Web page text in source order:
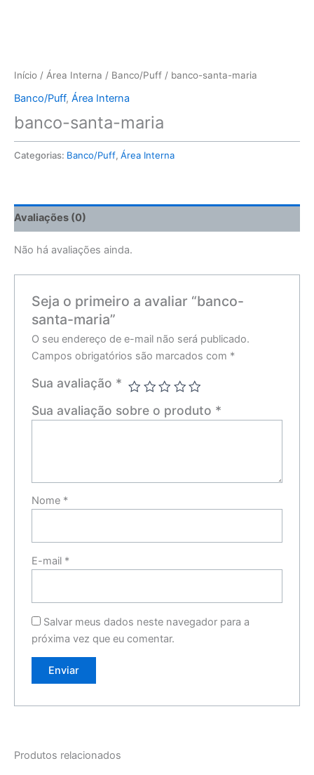
Início / Área Interna / Banco/Puff / banco-santa-maria
Banco/Puff, Área Interna
banco-santa-maria
Categorias: Banco/Puff, Área Interna
Avaliações (0)
Não há avaliações ainda.
Seja o primeiro a avaliar “banco-
santa-maria”
O seu endereço de e-mail não será publicado.
Campos obrigatórios são marcados com *
Sua avaliação *
Sua avaliação sobre o produto *
Nome *
E-mail *
Salvar meus dados neste navegador para a
próxima vez que eu comentar.
Produtos relacionados